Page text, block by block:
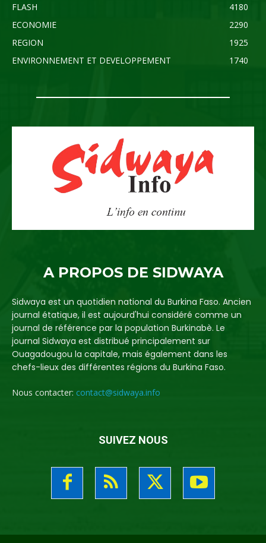
FLASH
4180
ECONOMIE
2290
REGION
1925
ENVIRONNEMENT ET DEVELOPPEMENT
1740
A PROPOS DE SIDWAYA
Sidwaya est un quotidien national du Burkina Faso. Ancien
journal étatique, il est aujourd'hui considéré comme un
journal de référence par la population Burkinabè. Le
journal Sidwaya est distribué principalement sur
Ouagadougou la capitale, mais également dans les
chefs-lieux des différentes régions du Burkina Faso.
Nous contacter: contact@sidwaya.info
SUIVEZ NOUS